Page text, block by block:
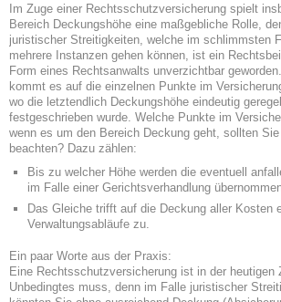
Im Zuge einer Rechtsschutzversicherung spielt
Bereich Deckungshöhe eine maßgebliche Rolle,
juristischer Streitigkeiten, welche im schlimmsten
mehrere Instanzen gehen können, ist ein
Form eines Rechtsanwalts unverzichtbar
kommt es auf die einzelnen Punkte im
wo die letztendlich Deckungshöhe eindeutig
festgeschrieben wurde. Welche Punkte im
wenn es um den Bereich Deckung geht, sollten
beachten? Dazu zählen:
Bis zu welcher Höhe werden die eventuell
im Falle einer Gerichtsverhandlung
Das Gleiche trifft auf die Deckung aller Kosten
Verwaltungsabläufe zu.
Ein paar Worte aus der Praxis:
Eine Rechtsschutzversicherung ist in der heutigen
Unbedingtes muss, denn im Falle juristischer